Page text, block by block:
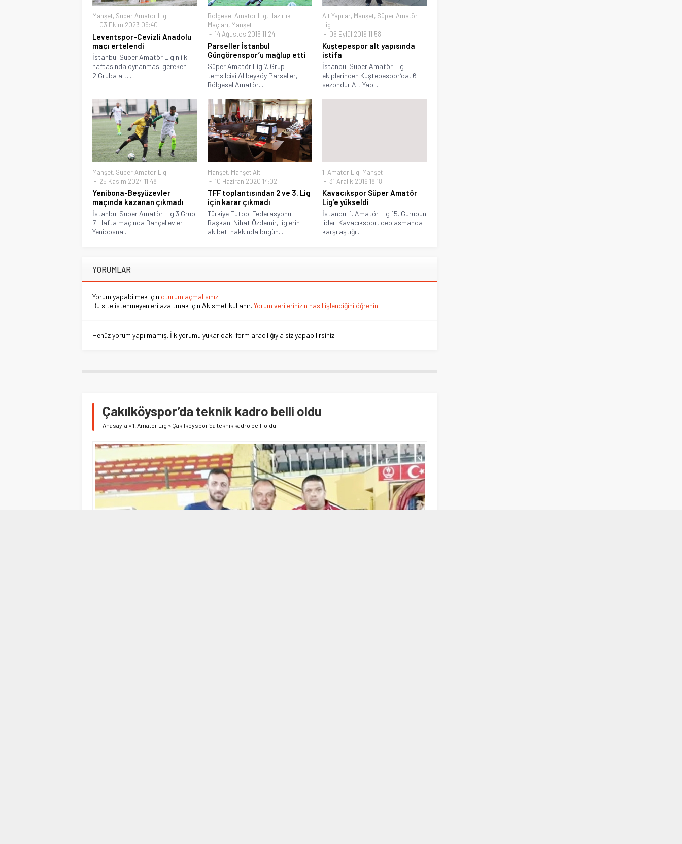
Manşet, Süper Amatör Lig
03 Ekim 2023 09:40
Leventspor-Cevizli Anadolu
maçı ertelendi
İstanbul Süper Amatör Ligin ilk
haftasında oynanması gereken
2.Gruba ait...
Bölgesel Amatör Lig, Hazırlık
Maçları, Manşet
14 Ağustos 2015 11:24
Parseller İstanbul
Güngörenspor’u mağlup etti
Süper Amatör Lig 7. Grup
temsilcisi Alibeyköy Parseller,
Bölgesel Amatör...
Alt Yapılar, Manşet, Süper Amatör
Lig
06 Eylül 2019 11:58
Kuştepespor alt yapısında
istifa
İstanbul Süper Amatör Lig
ekiplerinden Kuştepespor’da, 6
sezondur Alt Yapı...
Manşet, Süper Amatör Lig
25 Kasım 2024 11:48
Yenibona-Beşyüzevler
maçında kazanan çıkmadı
İstanbul Süper Amatör Lig 3.Grup
7. Hafta maçında Bahçelievler
Yenibosna...
Manşet, Manşet Altı
10 Haziran 2020 14:02
TFF toplantısından 2 ve 3. Lig
için karar çıkmadı
Türkiye Futbol Federasyonu
Başkanı Nihat Özdemir, liglerin
akıbeti hakkında bugün...
1. Amatör Lig, Manşet
31 Aralık 2016 18:18
Kavacıkspor Süper Amatör
Lig’e yükseldi
İstanbul 1. Amatör Lig 15. Gurubun
lideri Kavacıkspor, deplasmanda
karşılaştığı...
YORUMLAR
Yorum yapabilmek için oturum açmalısınız.
Bu site istenmeyenleri azaltmak için Akismet kullanır. Yorum verilerinizin nasıl işlendiğini öğrenin.
Henüz yorum yapılmamış. İlk yorumu yukarıdaki form aracılığıyla siz yapabilirsiniz.
Çakılköyspor’da teknik kadro belli oldu
Anasayfa »1. Amatör Lig » Çakılköyspor’da teknik kadro belli oldu